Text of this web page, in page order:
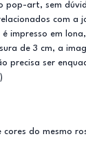
pop-art, sem
com a
impresso em
de 3 cm, a
precisa ser
cores do mesmo